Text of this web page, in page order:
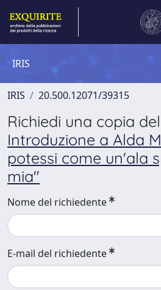
IRIS
IRIS 20.500.12071/39315
Richiedi una copia
Introduzione a Alda
potessi come un'ala
mia"
Nome del richiedente
E-mail del richiedente